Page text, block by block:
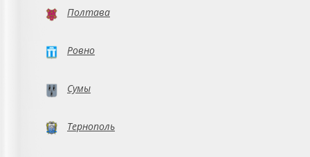
Полтава
Ровно
Сумы
Тернополь